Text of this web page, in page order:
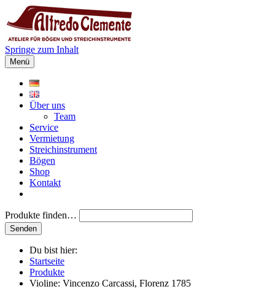
Springe zum Inhalt
Menü
Über uns
Team
Service
Vermietung
Streichinstrument
Bögen
Shop
Kontakt
Produkte finden…
Du bist hier:
Startseite
Produkte
Violine: Vincenzo Carcassi, Florenz 1785